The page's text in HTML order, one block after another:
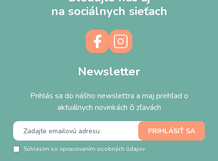
na sociálnych sieťach
Newsletter
Prihlás sa do nášho newslettra a maj prehľad o
aktuálnych novinkách či zľavách
Súhlasím so spracovaním osobných údajov